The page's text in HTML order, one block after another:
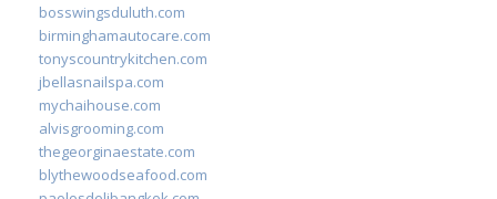
bosswingsduluth.com
birminghamautocare.com
tonyscountrykitchen.com
jbellasnailspa.com
mychaihouse.com
alvisgrooming.com
thegeorginaestate.com
blythewoodseafood.com